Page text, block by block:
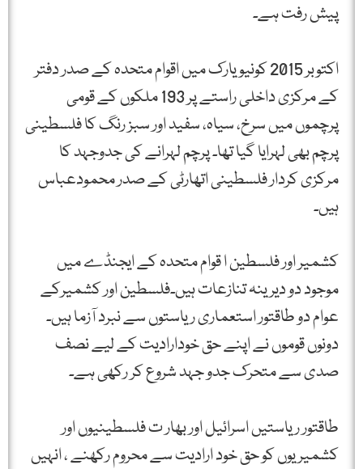
پیش رفت ہے۔
اکتوبر 2015 کونیویارک میں اقوام متحدہ کے صدر دفتر
کے مرکزی داخلی راستے پر 193 ملکوں کے قومی
پرچموں میں سرخ، سیاہ، سفید اور سبز رنگ کا فلسطینی
پرچم بھی لہرایا گیا تھا۔ پرچم لہرانے کی جدوجہد کا
مرکزی کردار فلسطینی اتھارٹی کے صدر محمودعباس
ہیں۔
کشمیر اور فلسطین ا قوام متحدہ کے ایجنڈے میں
موجود دو دیرینہ تنازعات ہیں۔فلسطین اور کشمیرکے
عوام دو طاقتور استعماری ریاستوں سے نبرد آزما ہیں۔
دونوں قوموں نے اپنے حق خودارادیت کے لیے نصف
صدی سے متحرک جدو جہد شروع کر رکھی ہے۔
طاقتور ریاستیں اسرائیل اور بھار ت فلسطینیوں اور
کشمیریوں کو حق خود ارادیت سے محروم رکھنے ، انہیں